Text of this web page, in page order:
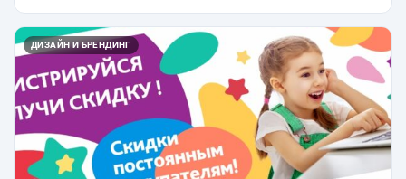
ДИЗАЙН И БРЕНДИНГ